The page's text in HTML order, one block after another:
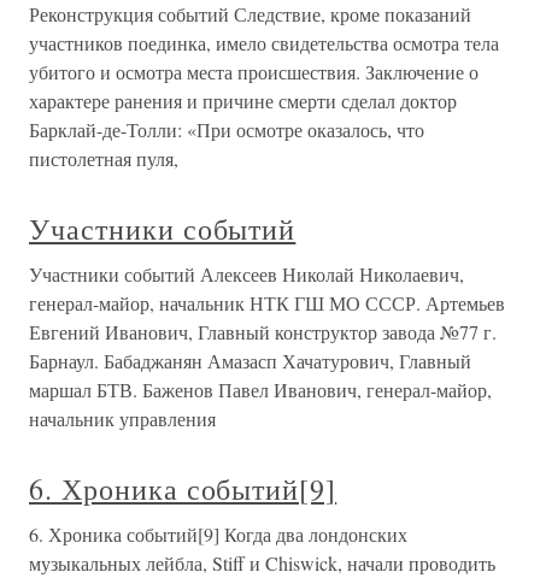
Реконструкция событий Следствие, кроме показаний
участников поединка, имело свидетельства осмотра тела
убитого и осмотра места происшествия. Заключение о
характере ранения и причине смерти сделал доктор
Барклай-де-Толли: «При осмотре оказалось, что
пистолетная пуля,
Участники событий
Участники событий Алексеев Николай Николаевич,
генерал-майор, начальник НТК ГШ МО СССР. Артемьев
Евгений Иванович, Главный конструктор завода №77 г.
Барнаул. Бабаджанян Амазасп Хачатурович, Главный
маршал БТВ. Баженов Павел Иванович, генерал-майор,
начальник управления
6. Хроника событий[9]
6. Хроника событий[9] Когда два лондонских
музыкальных лейбла, Stiff и Chiswick, начали проводить